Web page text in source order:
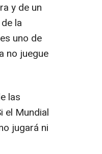
y de un
la
uno de
no juegue
las
el Mundial
jugará ni